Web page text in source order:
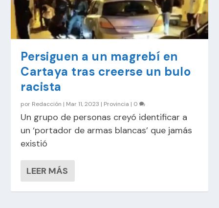
Persiguen a un magrebí en
Cartaya tras creerse un bulo
racista
por Redacción | Mar 11, 2023 | Provincia | 0
Un grupo de personas creyó identificar a
un ‘portador de armas blancas’ que jamás
existió
LEER MÁS